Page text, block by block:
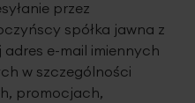
przez
spółka jawna z
adres e-mail imiennych
w szczególności
promocjach,